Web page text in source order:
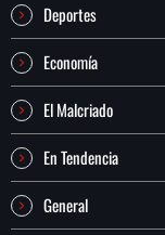
Deportes
Economía
El Malcriado
En Tendencia
General